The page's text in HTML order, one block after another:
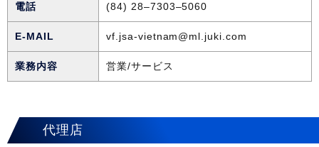
電話 (84) 28–7303–5060
E-MAIL vf.jsa-vietnam@ml.juki.com
業務内容 営業/サービス
代理店